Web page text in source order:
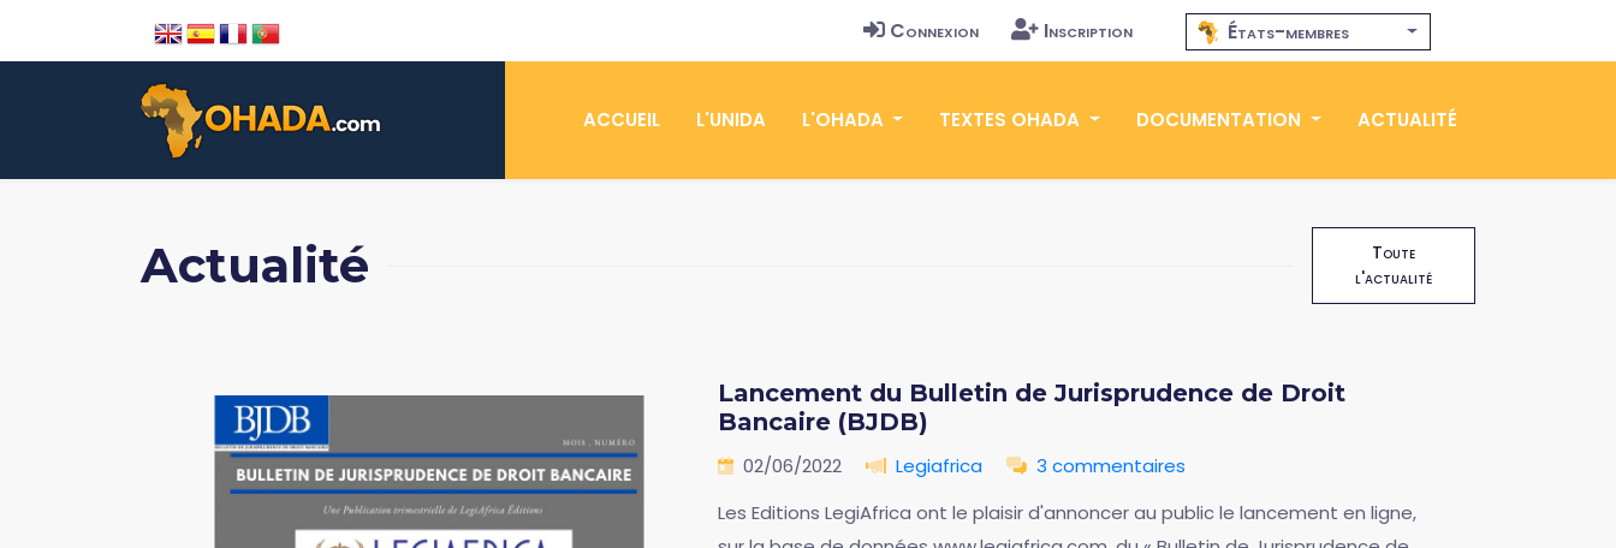
Connexion Inscription États-membres
ACCUEIL L'UNIDA L'OHADA TEXTES OHADA DOCUMENTATION ACTUALITÉ
Actualité
Toute
l'actualité
Lancement du Bulletin de Jurisprudence de Droit
Bancaire (BJDB)
02/06/2022 Legiafrica
3 commentaires
Les Editions LegiAfrica ont le plaisir d'annoncer au public le lancement en ligne,